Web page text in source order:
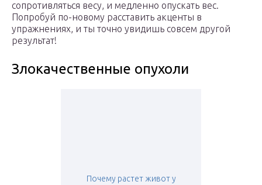
сопротивляться весу, и медленно опускать вес.
Попробуй по-новому расставить акценты в
упражнениях, и ты точно увидишь совсем другой
результат!
Злокачественные опухоли
Почему растет живот у